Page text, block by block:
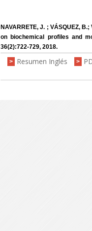
NAVARRETE, J. ; VÁSQUEZ,
on biochemical profiles and
36(2):722-729, 2018.
> Resumen Inglés >